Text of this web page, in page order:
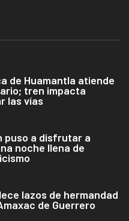
de Huamantla atiende
tren impacta
las vías
puso a disfrutar a
noche llena de
lazos de hermandad
de Guerrero